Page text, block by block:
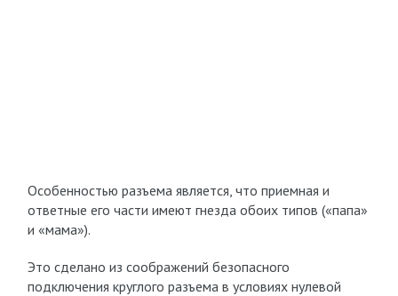
Особенностью разъема является, что приемная и
ответные его части имеют гнезда обоих типов («папа»
и «мама»).
Это сделано из соображений безопасного
подключения круглого разъема в условиях нулевой